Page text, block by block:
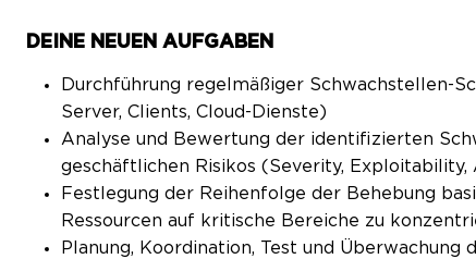
DEINE NEUEN AUFGABEN
Durchführung regelmäßiger Schwachstellen-
Server, Clients, Cloud-Dienste)
Analyse und Bewertung der identifizierten
geschäftlichen Risikos (Severity,
Festlegung der Reihenfolge der Behebung
Ressourcen auf kritische Bereiche zu
Planung, Koordination, Test und